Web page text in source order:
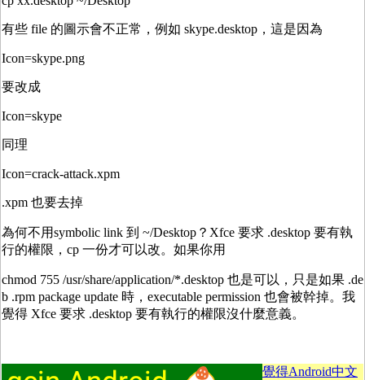
有些 file 的圖示會不正常，例如 skype.desktop，這是因為
Icon=skype.png
要改成
Icon=skype
同理
Icon=crack-attack.xpm
.xpm 也要去掉
為何不用symbolic link 到 ~/Desktop？Xfce 要求 .desktop 要有執
行的權限，cp 一份才可以改。如果你用
chmod 755 /usr/share/application/*.desktop 也是可以，只是如果 .de
b .rpm package update 時，executable permission 也會被幹掉。我
覺得 Xfce 要求 .desktop 要有執行的權限沒什麼意義。
覺得Android中文